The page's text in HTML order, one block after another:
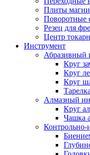
Плиты
Поворотные
Резец для
Центр
Инструмент
Абразивный
Круг
Круг
Круг
Алмазный
Круг
Чашка
Контрольно-